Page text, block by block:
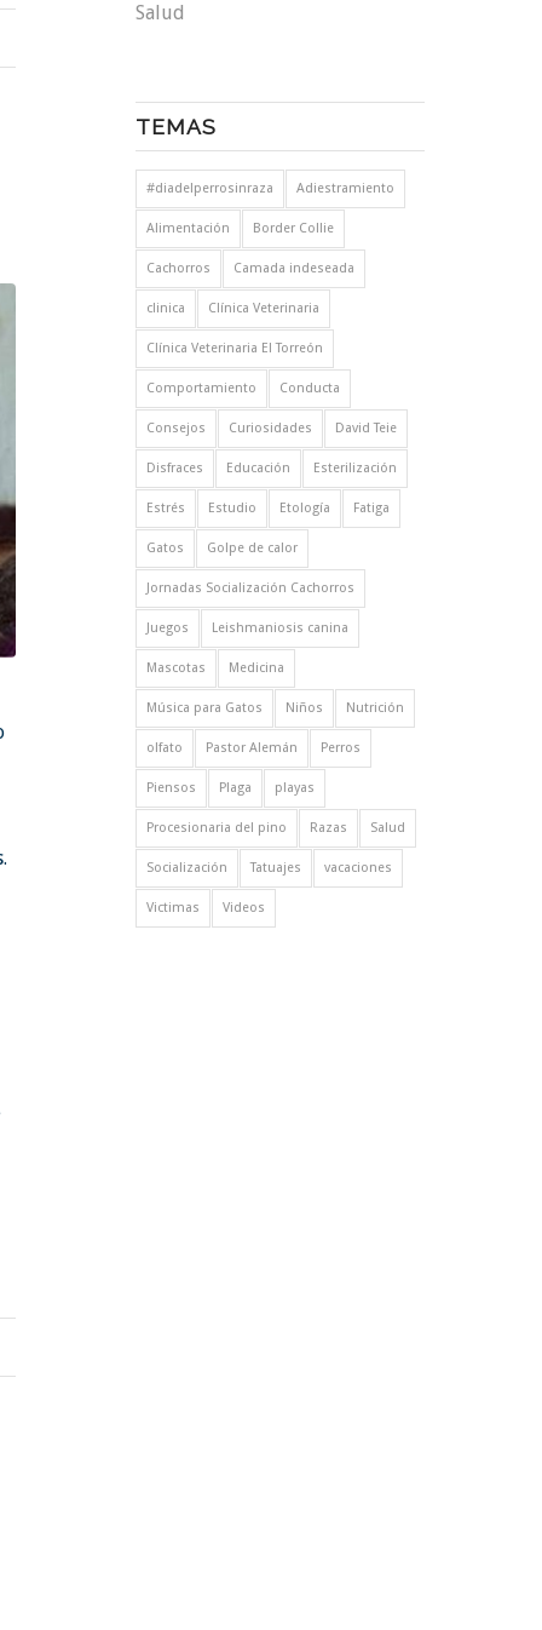
Salud
TEMAS
#diadelperrosinraza Adiestramiento
Alimentación Border Collie
Cachorros Camada indeseada
clinica Clínica Veterinaria
Clínica Veterinaria El Torreón
Comportamiento Conducta
Consejos Curiosidades David Teie
Disfraces Educación Esterilización
Estrés Estudio Etología Fatiga
Gatos Golpe de calor
Jornadas Socialización Cachorros
Juegos Leishmaniosis canina
Mascotas Medicina
Música para Gatos Niños Nutrición
olfato Pastor Alemán Perros
Piensos Plaga playas
Procesionaria del pino Razas Salud
Socialización Tatuajes vacaciones
Victimas Videos